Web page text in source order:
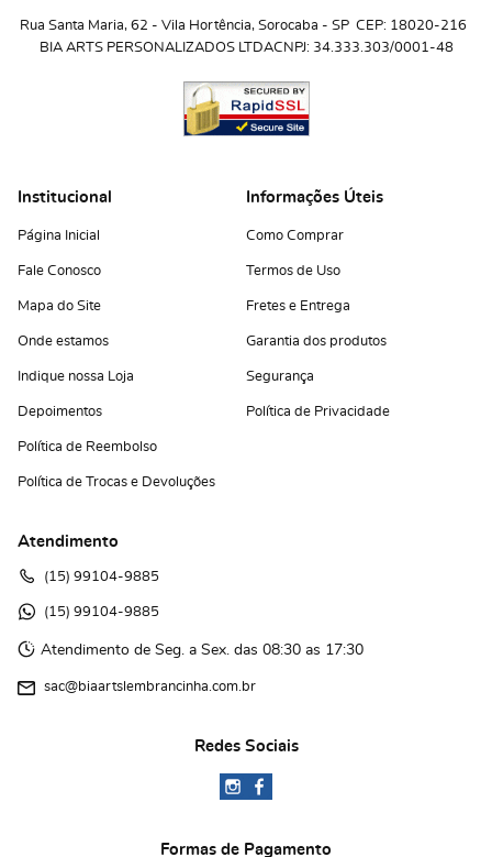
Rua Santa Maria, 62 - Vila Hortência, Sorocaba - SP CEP: 18020-216
BIA ARTS PERSONALIZADOS LTDACNPJ: 34.333.303/0001-48
Institucional
Página Inicial
Fale Conosco
Mapa do Site
Onde estamos
Indique nossa Loja
Depoimentos
Política de Reembolso
Política de Trocas e Devoluções
Informações Úteis
Como Comprar
Termos de Uso
Fretes e Entrega
Garantia dos produtos
Segurança
Política de Privacidade
Atendimento
(15) 99104-9885
(15) 99104-9885
Atendimento de Seg. a Sex. das 08:30 as 17:30
sac@biaartslembrancinha.com.br
Redes Sociais
Formas de Pagamento